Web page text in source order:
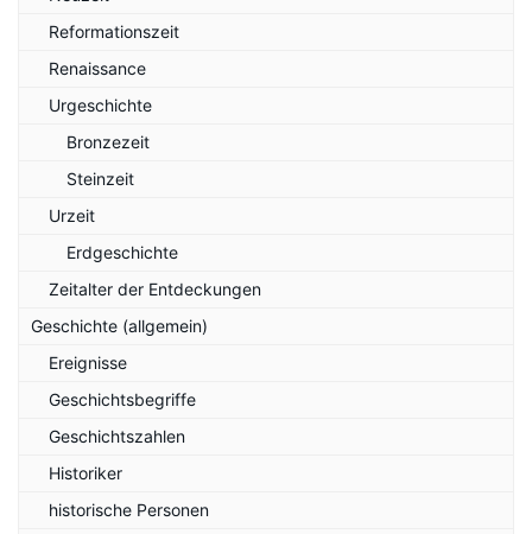
Reformationszeit
Renaissance
Urgeschichte
Bronzezeit
Steinzeit
Urzeit
Erdgeschichte
Zeitalter der Entdeckungen
Geschichte (allgemein)
Ereignisse
Geschichtsbegriffe
Geschichtszahlen
Historiker
historische Personen